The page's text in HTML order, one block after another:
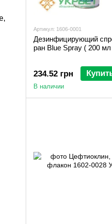
Артикул: 1606-0001
Дезинфицирующий
ран Blue Spray ( 200 мл
234.52 грн
В наличии